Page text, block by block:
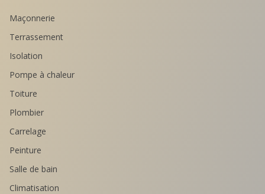
Maçonnerie
Terrassement
Isolation
Pompe à chaleur
Toiture
Plombier
Carrelage
Peinture
Salle de bain
Climatisation